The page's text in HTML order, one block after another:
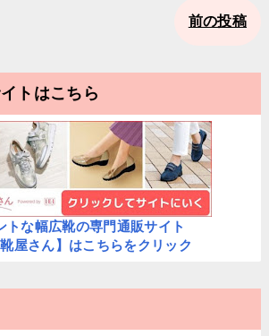
前の投稿
トはこちら
トな幅広靴の専門通販サイト
靴屋さん】はこちらをクリック